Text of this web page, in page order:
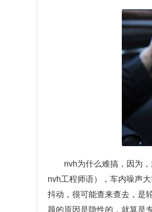
nvh为什么难搞，因为
nvh工程师语），车内噪声
抖动，很可能查来查去，是
题的原因是隐性的，就算是